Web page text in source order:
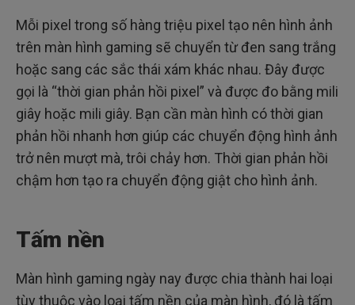
Mỗi pixel trong số hàng triệu pixel tạo nên hình ảnh
trên màn hình gaming sẽ chuyển từ đen sang trắng
hoặc sang các sắc thái xám khác nhau. Đây được
gọi là “thời gian phản hồi pixel” và được đo bằng mili
giây hoặc mili giây. Bạn cần màn hình có thời gian
phản hồi nhanh hơn giúp các chuyển động hình ảnh
trở nên mượt mà, trôi chảy hơn. Thời gian phản hồi
chậm hơn tạo ra chuyển động giật cho hình ảnh.
Tấm nền
Màn hình gaming ngày nay được chia thành hai loại
tùy thuộc vào loại tấm nền của màn hình, đó là tấm